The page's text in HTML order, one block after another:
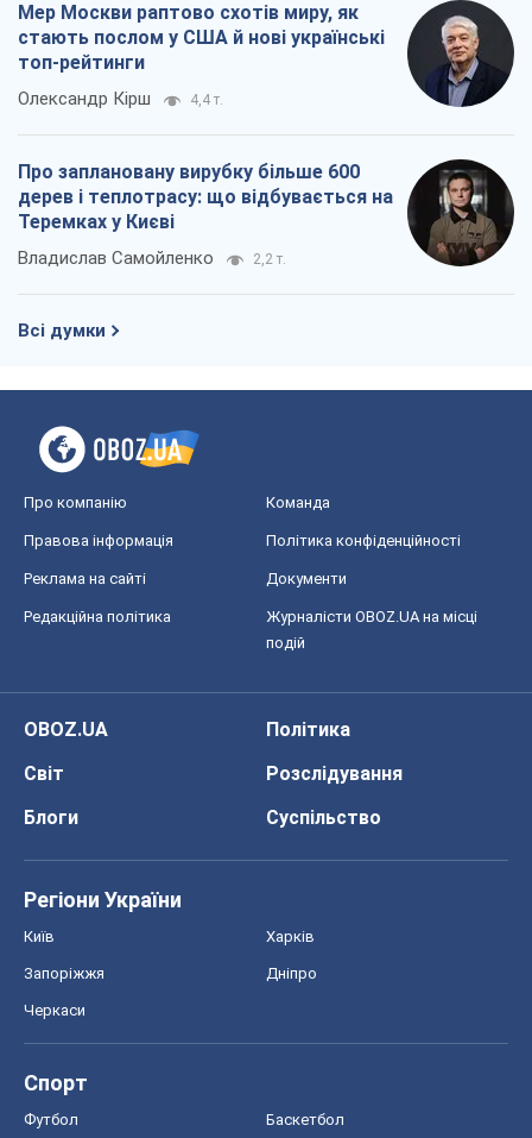
Мер Москви раптово схотів миру, як
стають послом у США й нові українські
топ-рейтинги
Олександр Кірш 4,4 т.
Про заплановану вирубку більше 600
дерев і теплотрасу: що відбувається на
Теремках у Києві
Владислав Самойленко 2,2 т.
Всі думки
Про компанію Команда
Правова інформація Політика конфіденційності
Реклама на сайті Документи
Редакційна політика
Журналісти OBOZ.UA на місці
подій
OBOZ.UA
Політика
Світ
Розслідування
Блоги
Суспільство
Регіони України
Київ Харків
Запоріжжя Дніпро
Черкаси
Спорт
Футбол Баскетбол